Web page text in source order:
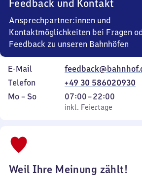
Feedback und Kontakt
Ansprechpartner:innen und
Kontaktmöglichkeiten bei Fragen
Feedback zu unseren Bahnhöfen
E-Mail
Telefon
+49 30 586020930
Montag
Mo – So,
inkl. Feiertage
07:00–22:00
Von
7
inkl. Feiertage
Weil Ihre Meinung zählt!